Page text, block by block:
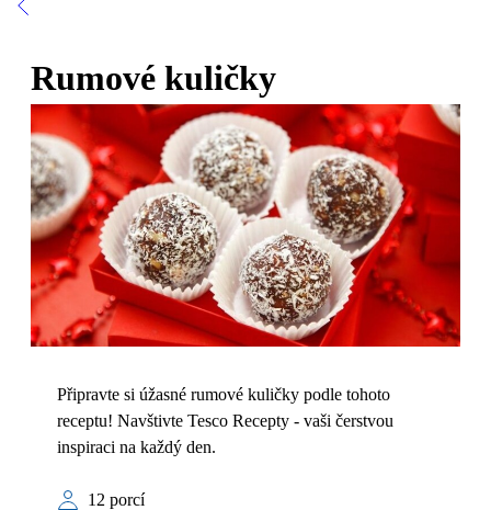
Rumové kuličky
Připravte si úžasné rumové kuličky podle tohoto
receptu! Navštivte Tesco Recepty - vaši čerstvou
inspiraci na každý den.
12 porcí